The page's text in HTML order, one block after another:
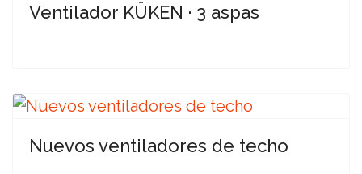
Ventilador KÜKEN · 3 aspas
Nuevos ventiladores de techo